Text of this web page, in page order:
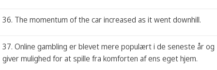
36. The momentum of the car increased as it went downhill.
37. Online gambling er blevet mere populært i de seneste år og
giver mulighed for at spille fra komforten af ens eget hjem.